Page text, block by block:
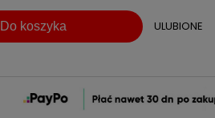
Do koszyka ULUBIONE